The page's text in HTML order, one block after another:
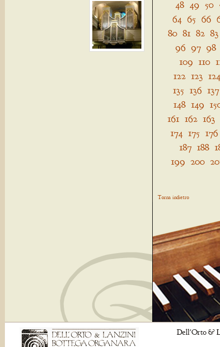
48 49 50
64 65 66
80 81 82 83
96 97 98
109 110
122 123 124
135 136 137
148 149
161 162 163
174 175 176
187 188
199 200
Torna indietro
Dell'Orto &